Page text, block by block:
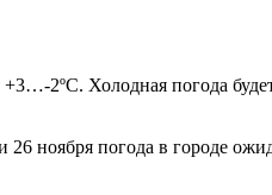
2ºС. Холодная погода
26 ноября погода в городе